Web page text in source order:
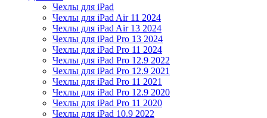
Чехлы для iPad
Чехлы для iPad Air 11 2024
Чехлы для iPad Air 13 2024
Чехлы для iPad Pro 13 2024
Чехлы для iPad Pro 11 2024
Чехлы для iPad Pro 12.9 2022
Чехлы для iPad Pro 12.9 2021
Чехлы для iPad Pro 11 2021
Чехлы для iPad Pro 12.9 2020
Чехлы для iPad Pro 11 2020
Чехлы для iPad 10.9 2022